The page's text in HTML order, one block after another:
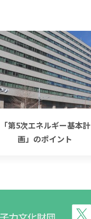
「第5次エネルギー基本計
画」のポイント